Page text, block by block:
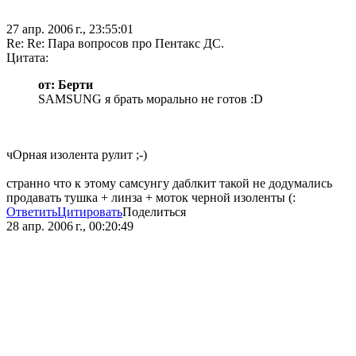
27 апр. 2006 г., 23:55:01
Re: Re: Пара вопросов про Пентакс ДС.
Цитата:
от: Берти
SAMSUNG я брать морально не готов :D
чОрная изолента рулит ;-)
странно что к этому самсунгу даблкит такой не додумались
продавать тушка + линза + моток черной изоленты (:
ОтветитьЦитироватьПоделиться
28 апр. 2006 г., 00:20:49